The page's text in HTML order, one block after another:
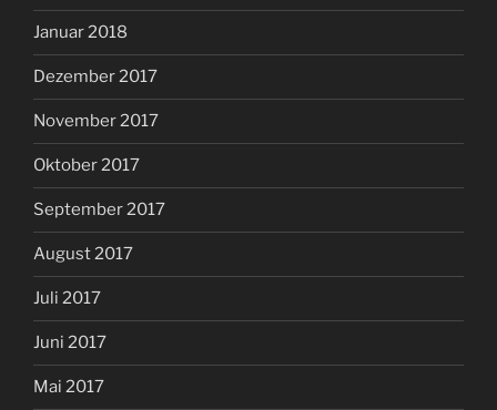
Januar 2018
Dezember 2017
November 2017
Oktober 2017
September 2017
August 2017
Juli 2017
Juni 2017
Mai 2017